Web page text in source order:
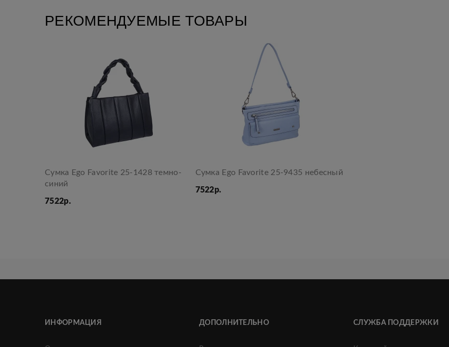
РЕКОМЕНДУЕМЫЕ ТОВАРЫ
Сумка Ego Favorite 25-1428 темно-
синий
7522р.
Сумка Ego Favorite 25-9435 небесный
7522р.
ИНФОРМАЦИЯ ДОПОЛНИТЕЛЬНО СЛУЖБА ПОДДЕРЖКИ